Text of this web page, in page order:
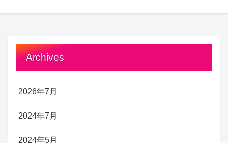
Archives
2026年7月
2024年7月
2024年5月